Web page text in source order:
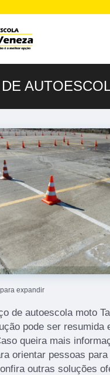
expandir
de autoescola moto
pode ser resumida
queira mais
orientar pessoas
outras soluções